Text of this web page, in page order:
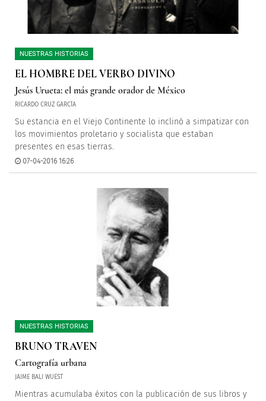
NUESTRAS HISTORIAS
EL HOMBRE DEL VERBO DIVINO
Jesús Urueta: el más grande orador de México
RICARDO CRUZ GARCÍA
Su estancia en el Viejo Continente lo inclinó a simpatizar con
los movimientos proletario y socialista que estaban
presentes en esas tierras.
07-04-2016 16:26
NUESTRAS HISTORIAS
BRUNO TRAVEN
Cartografía urbana
JAIME BALI WUEST
Mientras acumulaba éxitos con la publicación de sus libros y